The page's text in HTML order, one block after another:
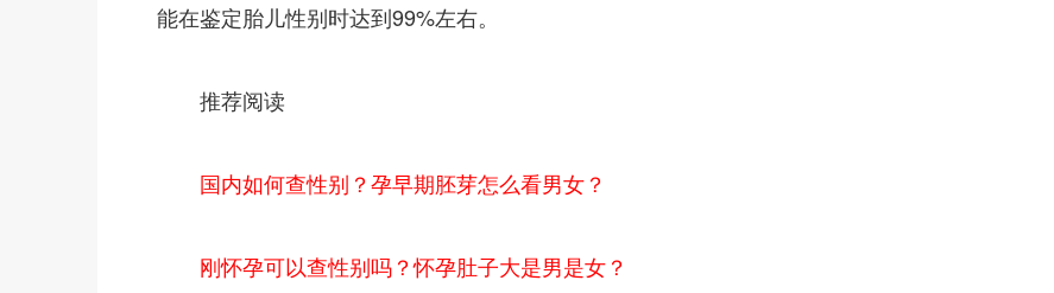
能在鉴定胎儿性别时达到99%左右。
推荐阅读
国内如何查性别？孕早期胚芽怎么看男女？
刚怀孕可以查性别吗？怀孕肚子大是男是女？